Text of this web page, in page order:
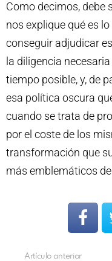
Como decimos, debe
nos explique qué es
conseguir adjudicar
la diligencia
tiempo posible, y, de
esa política oscura
cuando se trata de
por el coste de los
transformación que
más emblemáticos
Artículo anterior